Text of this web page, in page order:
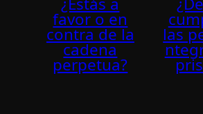
favor o en
contra de la
cadena
perpetua?
las